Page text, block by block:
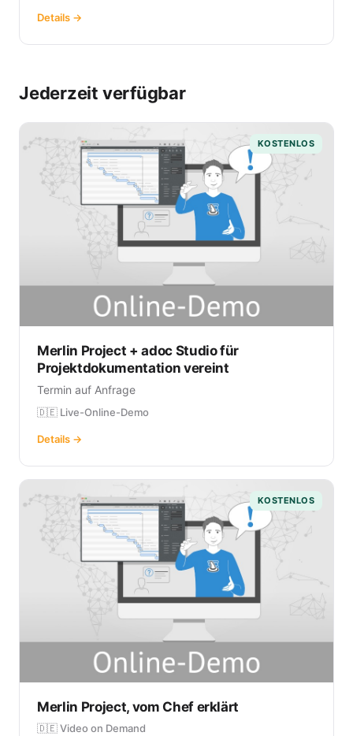
Details →
Jederzeit verfügbar
KOSTENLOS
Merlin Project + adoc Studio für
Projektdokumentation vereint
Termin auf Anfrage
🇩🇪 Live-Online-Demo
Details →
KOSTENLOS
Merlin Project, vom Chef erklärt
🇩🇪 Video on Demand